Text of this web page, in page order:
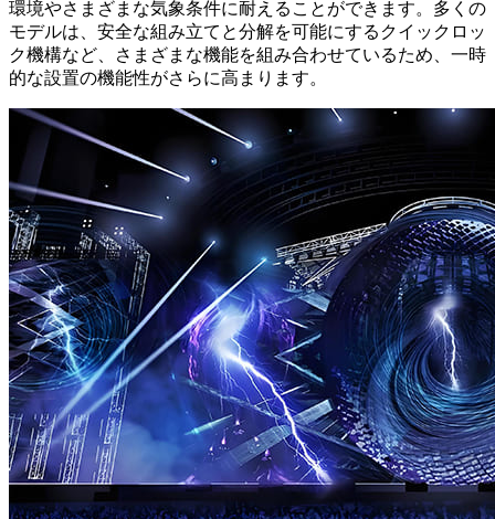
環境やさまざまな気象条件に耐えることができます。多くの
モデルは、安全な組み立てと分解を可能にするクイックロッ
ク機構など、さまざまな機能を組み合わせているため、一時
的な設置の機能性がさらに高まります。